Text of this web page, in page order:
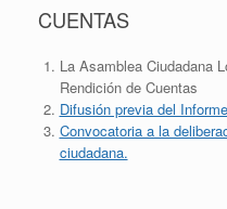
CUENTAS
La Asamblea Ciudadana
Rendición de Cuentas
Difusión previa del
Convocatoria a la
ciudadana.